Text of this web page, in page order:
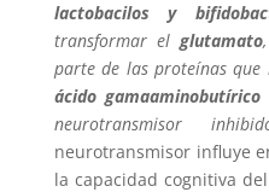
lactobacilos y
transformar el glutamato
parte de las proteínas que
ácido gamaaminobutírico
neurotransmisor
neurotransmisor influye
la capacidad cognitiva